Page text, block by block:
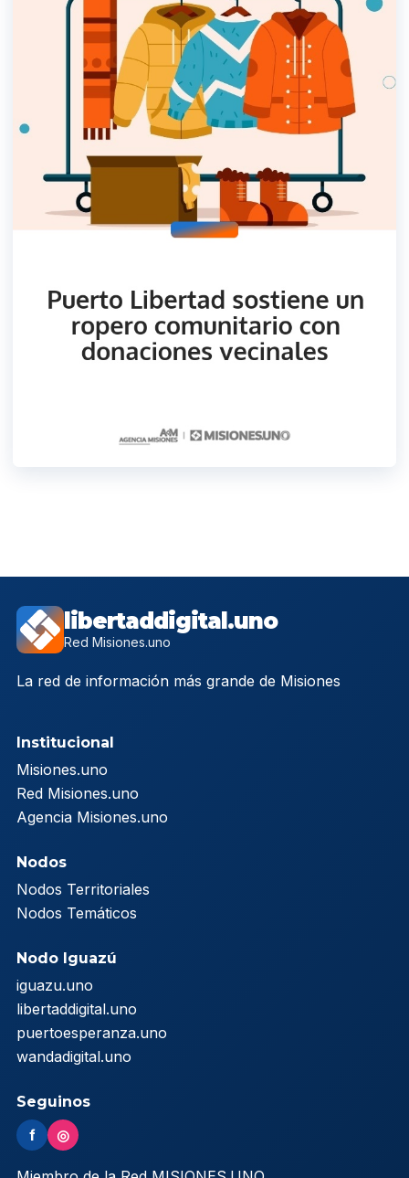
libertaddigital.uno
Red Misiones.uno
La red de información más grande de Misiones
Institucional
Misiones.uno
Red Misiones.uno
Agencia Misiones.uno
Nodos
Nodos Territoriales
Nodos Temáticos
Nodo Iguazú
iguazu.uno
libertaddigital.uno
puertoesperanza.uno
wandadigital.uno
Seguinos
f ◎